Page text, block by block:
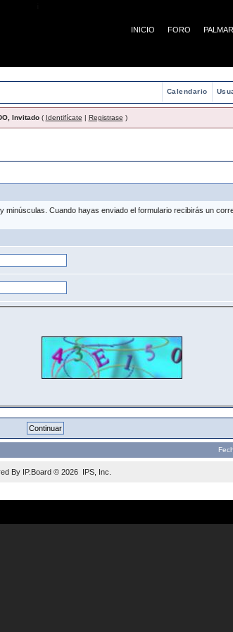
INICIO FORO
Calendario
Invitado( Identifícate | Registrase )
minúsculas. Cuando hayas enviado el formulario recibirás un
By IP.Board © 2026 IPS, Inc